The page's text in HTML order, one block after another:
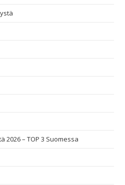
2026 – TOP 3 Suomessa